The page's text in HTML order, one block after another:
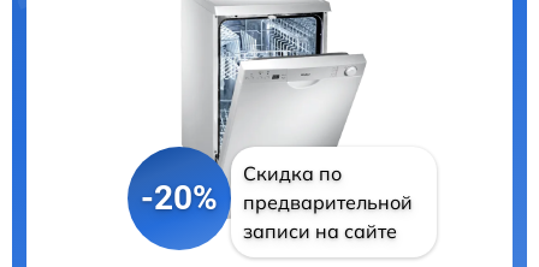
-20%
Скидка по
предварительной
записи на сайте